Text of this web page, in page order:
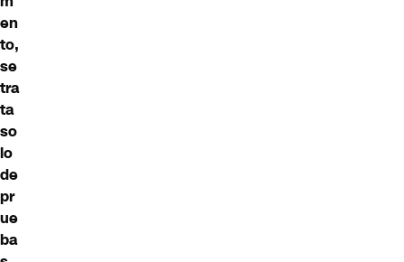
en
to,
se
tra
ta
so
lo
de
pr
ue
ba